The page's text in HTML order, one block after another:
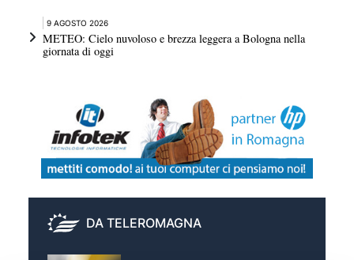
9 AGOSTO 2026
METEO: Cielo nuvoloso e brezza leggera a Bologna nella
giornata di oggi
DA TELEROMAGNA